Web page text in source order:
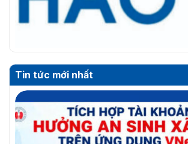
Tin tức mới nhất